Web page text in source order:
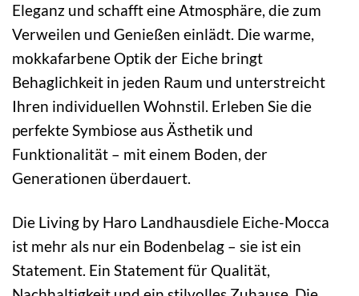
Eleganz und schafft eine Atmosphäre, die zum
Verweilen und Genießen einlädt. Die warme,
mokkafarbene Optik der Eiche bringt
Behaglichkeit in jeden Raum und unterstreicht
Ihren individuellen Wohnstil. Erleben Sie die
perfekte Symbiose aus Ästhetik und
Funktionalität – mit einem Boden, der
Generationen überdauert.
Die Living by Haro Landhausdiele Eiche-Mocca
ist mehr als nur ein Bodenbelag – sie ist ein
Statement. Ein Statement für Qualität,